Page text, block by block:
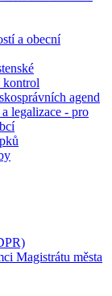
a obecní
kontrol
agend
legalizace - pro
Magistrátu města